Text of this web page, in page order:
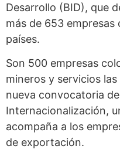
Desarrollo (BID), que
más de 653
países.
Son 500 empresas
mineros y servicios
nueva convocatoria
Internacionalización,
acompaña a los
de exportación.